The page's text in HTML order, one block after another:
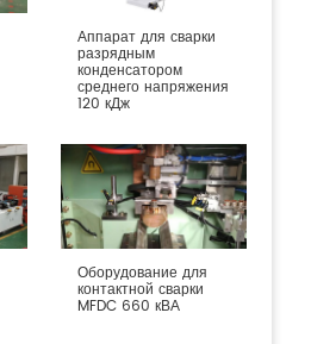
Аппарат для сварки
разрядным
конденсатором
среднего напряжения
120 кДж
Оборудование для
контактной сварки
MFDC 660 кВА